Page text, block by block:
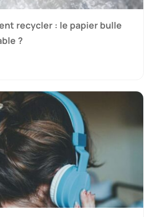
recycler : le papier bulle
?